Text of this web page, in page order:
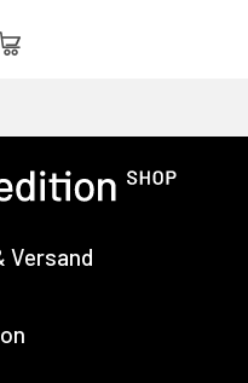
Versand